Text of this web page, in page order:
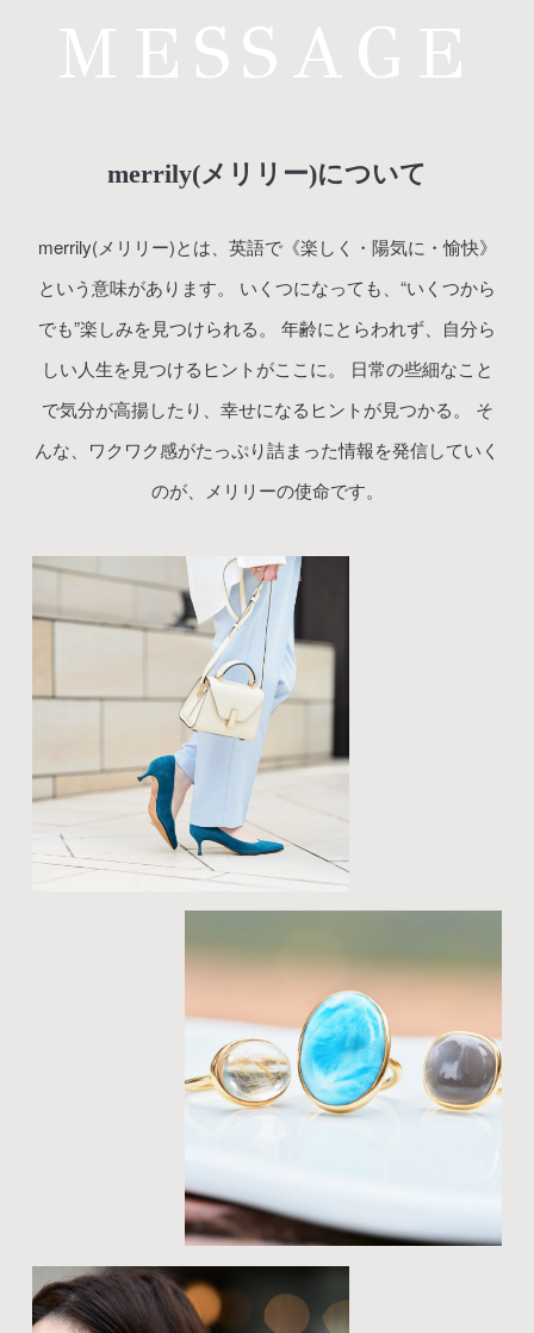
MESSAGE
merrily(メリリー)について
merrily(メリリー)とは、英語で《楽しく・陽気に・愉快》
という意味があります。
いくつになっても、“いくつから
でも”楽しみを見つけられる。
年齢にとらわれず、自分ら
しい人生を見つけるヒントがここに。
日常の些細なこと
で気分が高揚したり、幸せになるヒントが見つかる。
そ
んな、ワクワク感がたっぷり詰まった情報を発信していく
のが、メリリーの使命です。